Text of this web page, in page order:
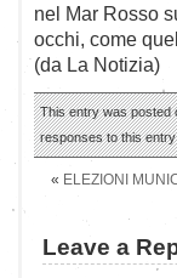
nel Mar Rosso
occhi, come
(da La Notizia)
This entry was posted
responses to this
« ELEZIONI
Leave a